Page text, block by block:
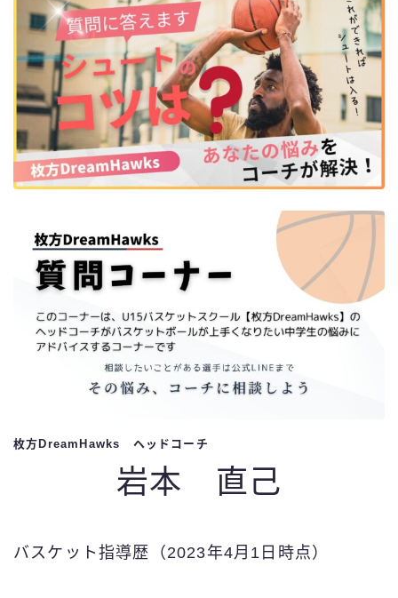
枚方DreamHawks ヘッドコーチ
岩本 直己
バスケット指導歴（2023年4月1日時点）